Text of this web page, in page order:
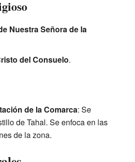
Nuestra Señora de la
del Consuelo.
de la Comarca: Se
de Tahal. Se enfoca en las
de la zona.